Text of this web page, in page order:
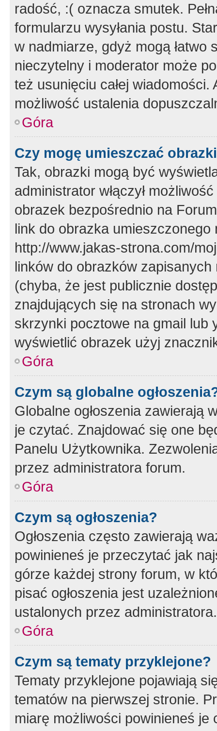
radość, :( oznacza smutek.
formularzu wysyłania postu.
w nadmiarze, gdyż mogą
nieczytelny i moderator może
też usunięciu całej
możliwość ustalenia
Góra
Czy mogę umieszczać
Tak, obrazki mogą być
administrator włączył
obrazek bezpośrednio na
link do obrazka
http://www.jakas-strona.com/
linków do obrazków
(chyba, że jest publicznie
znajdujących się na stronach
skrzynki pocztowe na gmail lub
wyświetlić obrazek użyj
Góra
Czym są globalne
Globalne ogłoszenia zawierają
je czytać. Znajdować się one
Panelu Użytkownika.
przez administratora forum.
Góra
Czym są ogłoszenia?
Ogłoszenia często zawierają
powinieneś je przeczytać jak
górze każdej strony forum, w
pisać ogłoszenia jest
ustalonych przez administratora.
Góra
Czym są tematy przyklejone?
Tematy przyklejone pojawiają
tematów na pierwszej stronie.
miarę możliwości powinieneś je